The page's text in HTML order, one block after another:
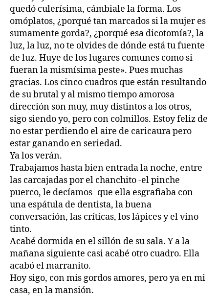
quedó culerísima, cámbiale la forma. Los
omóplatos, ¿porqué tan marcados si la mujer es
sumamente gorda?, ¿porqué esa dicotomía?, la
luz, la luz, no te olvides de dónde está tu fuente
de luz. Huye de los lugares comunes como si
fueran la mismísima peste». Pues muchas
gracias. Los cinco cuadros que están resultando
de su brutal y al mismo tiempo amorosa
dirección son muy, muy distintos a los otros,
sigo siendo yo, pero con colmillos. Estoy feliz de
no estar perdiendo el aire de caricaura pero
estar ganando en seriedad.
Ya los verán.
Trabajamos hasta bien entrada la noche, entre
las carcajadas por el chanchito -el pinche
puerco, le decíamos- que ella esgrafiaba con
una espátula de dentista, la buena
conversación, las críticas, los lápices y el vino
tinto.
Acabé dormida en el sillón de su sala. Y a la
mañana siguiente casi acabé otro cuadro. Ella
acabó el marranito.
Hoy sigo, con mis gordos amores, pero ya en mi
casa, en la mansión.